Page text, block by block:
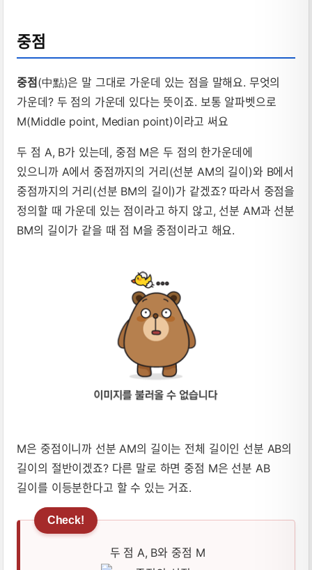
중점
중점 (中點)은 말 그대로 가운데 있는 점을 말해요. 무엇의
가운데? 두 점의 가운데 있다는 뜻이죠. 보통 알파벳으로
M(Middle point, Median point)이라고 써요
두 점 A, B가 있는데, 중점 M은 두 점의 한가운데에
있으니까 A에서 중점까지의 거리(선분 AM의 길이)와 B에서
중점까지의 거리(선분 BM의 길이)가 같겠죠? 따라서 중점을
정의할 때 가운데 있는 점이라고 하지 않고, 선분 AM과 선분
BM의 길이가 같을 때 점 M을 중점이라고 해요.
M은 중점이니까 선분 AM의 길이는 전체 길이인 선분 AB의
길이의 절반이겠죠? 다른 말로 하면 중점 M은 선분 AB
길이를 이등분한다고 할 수 있는 거죠.
두 점 A, B와 중점 M